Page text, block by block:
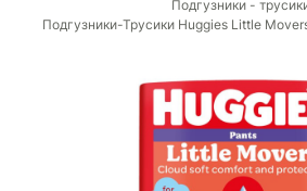
Подгузники -
Подгузники-Трусики Huggies Little